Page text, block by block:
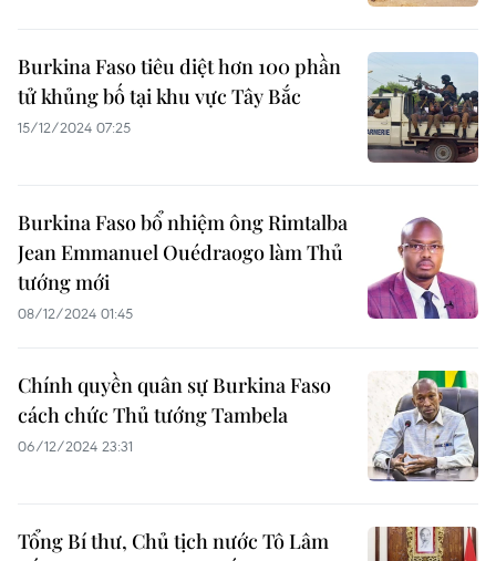
Burkina Faso tiêu diệt hơn 100 phần
tử khủng bố tại khu vực Tây Bắc
15/12/2024 07:25
Burkina Faso bổ nhiệm ông Rimtalba
Jean Emmanuel Ouédraogo làm Thủ
tướng mới
08/12/2024 01:45
Chính quyền quân sự Burkina Faso
cách chức Thủ tướng Tambela
06/12/2024 23:31
Tổng Bí thư, Chủ tịch nước Tô Lâm